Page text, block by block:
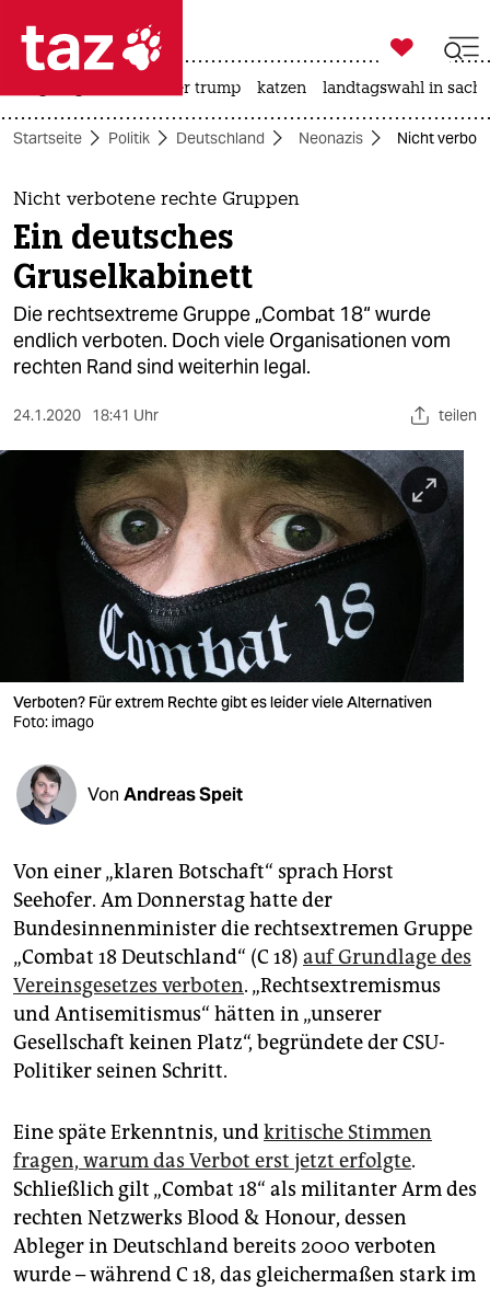
 taz zahl ich
taz zahl ich
themen
politik
öko
gesellschaft
sport
verlag
veranstaltungen
shop
fragen & hilfe
unterstützen
abo
genossenschaft
epaper login

taz zahl ich
usa unter trump katzen landtagswahl in
Startseite Politik Deutschland Neonazis Nicht
Nicht verbotene rechte Gruppen
Ein deutsches
Gruselkabinett
Die rechtsextreme Gruppe „Combat 18“ wurde
endlich verboten. Doch viele Organisationen vom
rechten Rand sind weiterhin legal.
24.1.2020 18:41 Uhr teilen
Verboten? Für extrem Rechte gibt es leider viele Alternativen
Foto: imago
Von Andreas Speit
Von einer „klaren Botschaft“ sprach Horst
Seehofer. Am Donnerstag hatte der
Bundesinnenminister die rechtsextremen Gruppe
„Combat 18 Deutschland“ (C 18) auf Grundlage des
Vereinsgesetzes verboten. „Rechtsextremismus
und Antisemitismus“ hätten in „unserer
Gesellschaft keinen Platz“, begründete der CSU-
Politiker seinen Schritt.
Eine späte Erkenntnis, undkritische Stimmen
fragen, warum das Verbot erst jetzt erfolgte.
Schließlich gilt „Combat 18“ als militanter Arm des
rechten Netzwerks Blood & Honour, dessen
Ableger in Deutschland bereits 2000 verboten
wurde – während C 18, das gleichermaßen stark im